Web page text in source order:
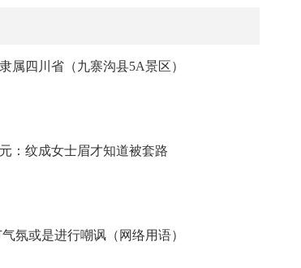
属四川省（九寨沟县5A景区）
：纹成女士眉才知道被套路
氛或是进行嘲讽（网络用语）